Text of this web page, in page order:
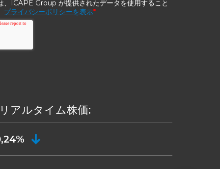
アルタイム株価: